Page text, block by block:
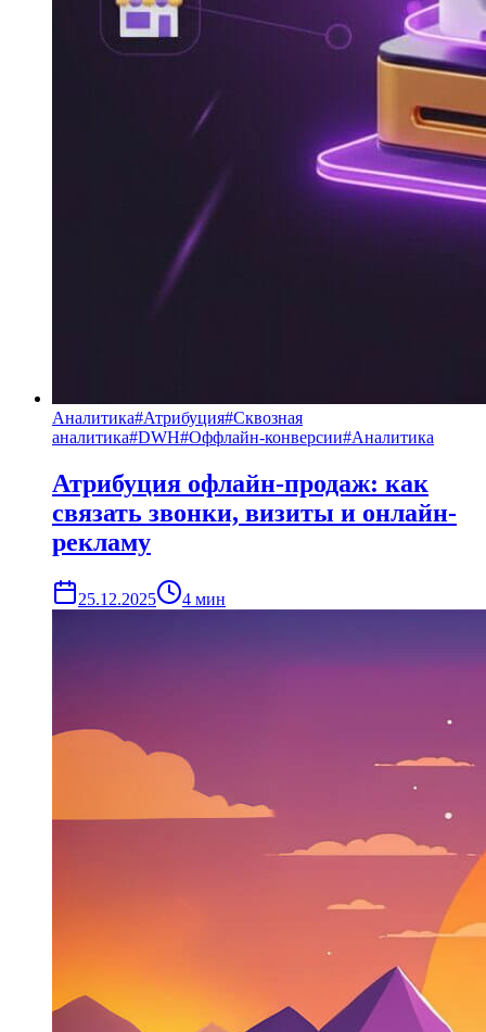
Аналитика#Атрибуция#Сквозная
аналитика#DWH#Оффлайн-конверсии#Аналитика
Атрибуция офлайн-продаж: как
связать звонки, визиты и онлайн-
рекламу
25.12.2025 4 мин